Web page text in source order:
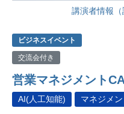
講演者情報
ビジネスイベント
交流会付き
営業マネジメント
AI(人工知能) マネジメ